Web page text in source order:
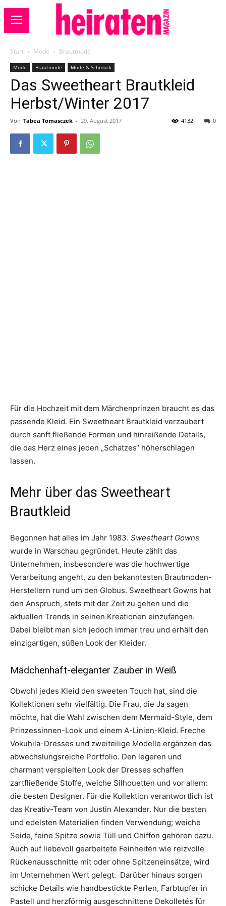
Start Mode Brautmode
Mode Brautmode Mode & Schmuck
Das Sweetheart Brautkleid
Herbst/Winter 2017
Von Tabea Tomasczek - 29. August 2017 0
4132
Für die Hochzeit mit dem Märchenprinzen braucht es das
passende Kleid. Ein Sweetheart Brautkleid verzaubert
durch sanft fließende Formen und hinreißende Details,
die das Herz eines jeden „Schatzes“ höherschlagen
lassen.
Mehr über das Sweetheart
Brautkleid
Begonnen hat alles im Jahr 1983. Sweetheart Gowns
wurde in Warschau gegründet. Heute zählt das
Unternehmen, insbesondere was die hochwertige
Verarbeitung angeht, zu den bekanntesten Brautmoden-
Herstellern rund um den Globus. Sweetheart Gowns hat
den Anspruch, stets mit der Zeit zu gehen und die
aktuellen Trends in seinen Kreationen einzufangen.
Dabei bleibt man sich jedoch immer treu und erhält den
einzigartigen, süßen Look der Kleider.
Mädchenhaft-eleganter Zauber in Weiß
Obwohl jedes Kleid den sweeten Touch hat, sind die
Kollektionen sehr vielfältig. Die Frau, die Ja sagen
möchte, hat die Wahl zwischen dem Mermaid-Style, dem
Prinzessinnen-Look und einem A-Linien-Kleid. Freche
Vokuhila-Dresses und zweiteilige Modelle ergänzen das
abwechslungsreiche Portfolio. Den legeren und
charmant verspielten Look der Dresses schaffen
zartfließende Stoffe, weiche Silhouetten und vor allem:
die besten Designer. Für die Kollektion verantwortlich ist
das Kreativ-Team von Justin Alexander. Nur die besten
und edelsten Materialien finden Verwendung; weiche
Seide, feine Spitze sowie Tüll und Chiffon gehören dazu.
Auch auf liebevoll gearbeitete Feinheiten wie reizvolle
Rückenausschnitte mit oder ohne Spitzeneinsätze, wird
im Unternehmen Wert gelegt. Darüber hinaus sorgen
schicke Details wie handbestickte Perlen, Farbtupfer in
Pastell und herzförmig ausgeschnittene Dekolletés für